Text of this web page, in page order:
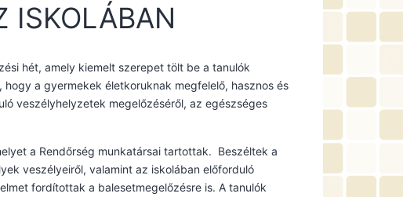
ISKOLÁBAN
hét, amely kiemelt szerepet tölt be a tanulók
a gyermekek életkoruknak megfelelő, hasznos és
veszélyhelyzetek megelőzéséről, az egészséges
a Rendőrség munkatársai tartottak. Beszéltek a
veszélyeiről, valamint az iskolában előforduló
fordítottak a balesetmegelőzésre is. A tanulók